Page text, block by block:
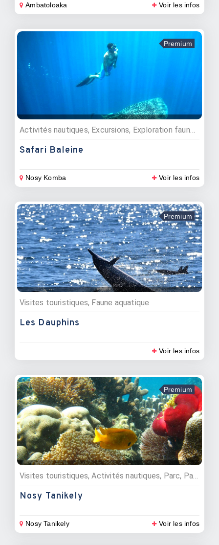
Ambatoloaka Voir les infos
Premium
Safari Baleine
Nosy Komba Voir les infos
Premium
Visites touristiques, Faune aquatique
Les Dauphins
Voir les infos
Premium
Nosy Tanikely
Nosy Tanikely Voir les infos